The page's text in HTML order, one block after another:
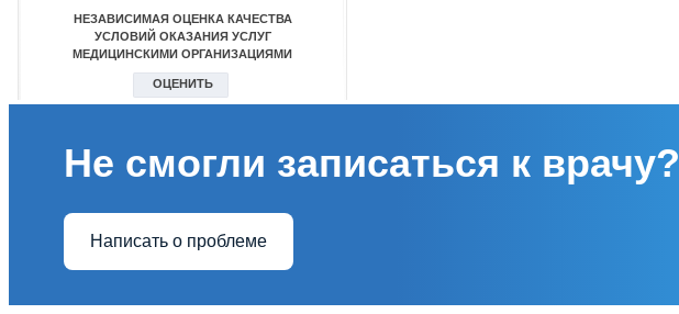
Не смогли записаться к врачу?
Написать о проблеме